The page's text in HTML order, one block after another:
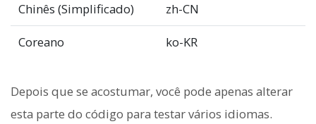
Chinês (Simplificado) zh-CN
Coreano ko-KR
Depois que se acostumar, você pode apenas alterar
esta parte do código para testar vários idiomas.